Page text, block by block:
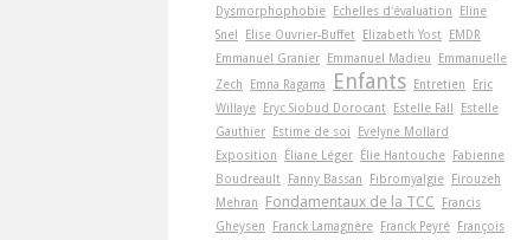
Dysmorphophobie Echelles d'évaluation
Eline
Snel
Elise Ouvrier-Buffet Elizabeth Yost EMDR
Emmanuel Granier Emmanuel Madieu
Emmanuelle
Zech
Emna Ragama Enfants Entretien
Eric
Willaye Eryc Siobud Dorocant Estelle Fall
Estelle
Gauthier Estime de soi
Evelyne Mollard
Exposition
Éliane Léger Élie Hantouche Fabienne
Boudreault Fanny Bassan Fibromyalgie Firouzeh
Mehran
Fondamentaux de la TCC
Francis
Gheysen
Franck Lamagnère Franck Peyré François